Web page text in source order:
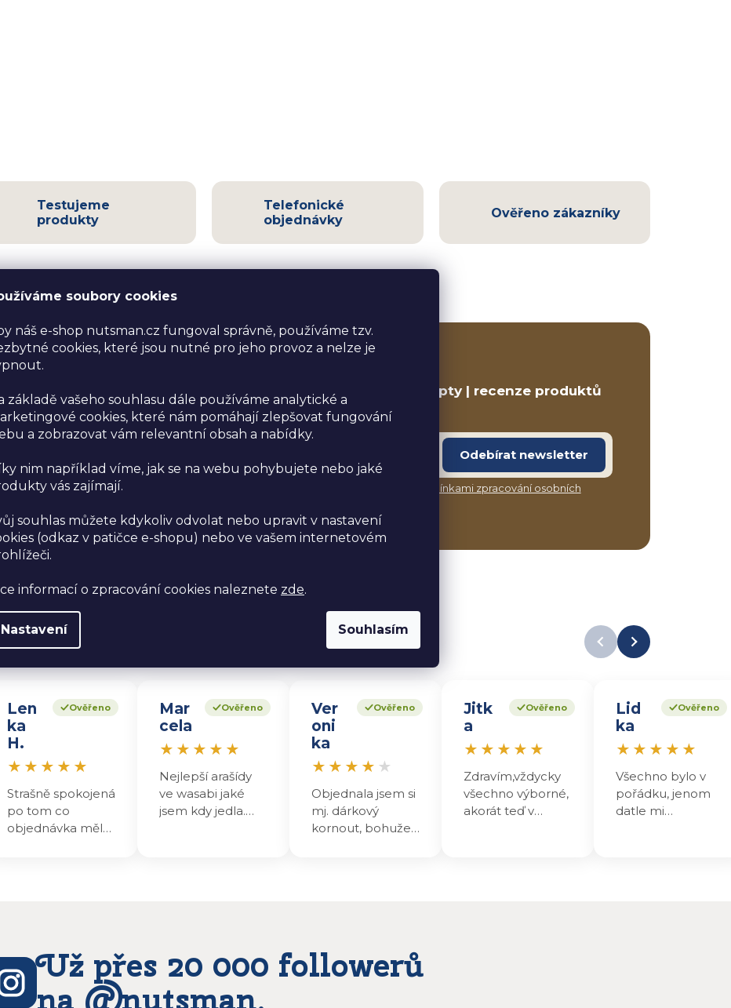
soubory cookies
náš e-shop nutsman.cz fungoval správně, používáme tzv.
cookies, které jsou nutné pro jeho provoz a nelze je
základě vašeho souhlasu dále používáme analytické a
cookies, které nám pomáhají zlepšovat fungování
a zobrazovat vám relevantní obsah a nabídky.
nim například víme, jak se na webu pohybujete nebo jaké
vás zajímají.
souhlas můžete kdykoliv odvolat nebo upravit v nastavení
(odkaz v patičce e-shopu) nebo ve vašem internetovém
informací o zpracování cookies naleznete zde.
Nastavení Souhlasím
Testujeme
produkty
Telefonické
objednávky
Ověřeno zákazníky
akce a slevy | zdravé recepty | recenze produktů
a další…
Odebírat newsletter
podmínkami zpracování osobních
Ověřeno
Len
ka
H.
★ ★ ★ ★ ★
Strašně spokojená
po tom co
objednávka měla
jsem mohla
vyzvedávat ..
výrobky jsou
Ověřeno
Mar
cela
★ ★ ★ ★ ★
Nejlepší arašídy
ve wasabi jaké
jsem kdy jedla.
Ověřeno
Ver
oni
ka
★ ★ ★ ★ ★
Objednala jsem si
mj. dárkový
kornout, bohužel
být dárek.
Ověřeno
Jitk
a
★ ★ ★ ★ ★
Zdravím,vždycky
všechno výborné,
akorát teď v
Ověřeno
Lid
ka
★ ★ ★ ★ ★
Všechno bylo v
pořádku, jenom
datle mi
Už přes 20 000 followerů
na @nutsman.